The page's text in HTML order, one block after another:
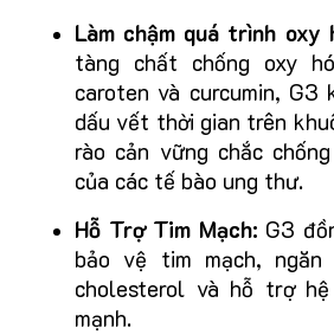
Làm chậm quá trình oxy
tàng chất chống oxy
caroten và curcumin, G3
dấu vết thời gian trên
rào cản vững chắc
của các tế bào ung thư.
Hỗ Trợ Tim Mạch: G3
bảo vệ tim mạch,
cholesterol và hỗ trợ
mạnh.